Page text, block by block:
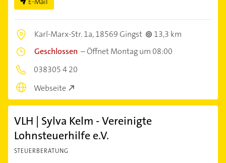
Karl-Marx-Str. 1a,18569 Gingst
13,3 km
Geschlossen –Öffnet Montag um 08:00
038305 4 20
Webseite
VLH | Sylva Kelm - Vereinigte
Lohnsteuerhilfe e.V.
STEUERBERATUNG